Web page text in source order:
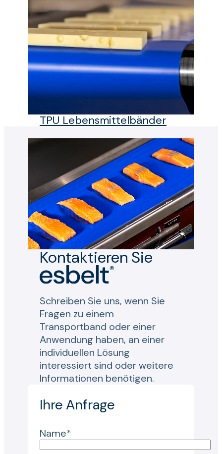
TPU Lebensmittelbänder
Kontaktieren Sie
Schreiben Sie uns, wenn Sie
Fragen zu einem
Transportband oder einer
Anwendung haben, an einer
individuellen Lösung
interessiert sind oder weitere
Informationen benötigen.
Ihre Anfrage
Name*